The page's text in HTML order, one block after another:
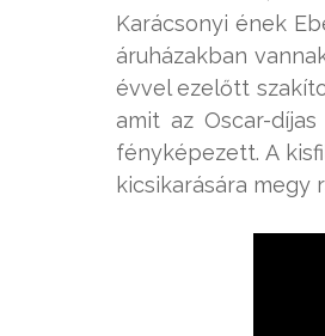
Karácsonyi ének
áruházakban
évvel ezelőtt
amit az Oscar-
fényképezett. A
kicsikarására megy